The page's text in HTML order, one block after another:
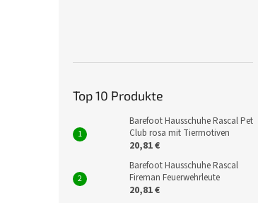
Top 10 Produkte
Barefoot Hausschuhe Rascal Pet
Club rosa mit Tiermotiven
20,81 €
Barefoot Hausschuhe Rascal
Fireman Feuerwehrleute
20,81 €